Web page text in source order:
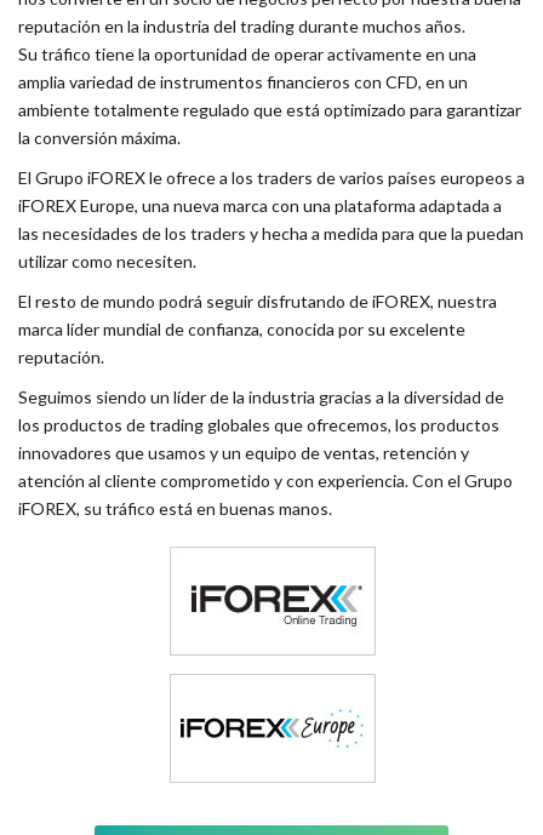
reputación en la industria del trading durante muchos años.
Su tráfico tiene la oportunidad de operar activamente en una
amplia variedad de instrumentos financieros con CFD, en un
ambiente totalmente regulado que está optimizado para garantizar
la conversión máxima.
El Grupo iFOREX le ofrece a los traders de varios países europeos a
iFOREX Europe, una nueva marca con una plataforma adaptada a
las necesidades de los traders y hecha a medida para que la puedan
utilizar como necesiten.
El resto de mundo podrá seguir disfrutando de iFOREX, nuestra
marca líder mundial de confianza, conocida por su excelente
reputación.
Seguimos siendo un líder de la industria gracias a la diversidad de
los productos de trading globales que ofrecemos, los productos
innovadores que usamos y un equipo de ventas, retención y
atención al cliente comprometido y con experiencia. Con el Grupo
iFOREX, su tráfico está en buenas manos.